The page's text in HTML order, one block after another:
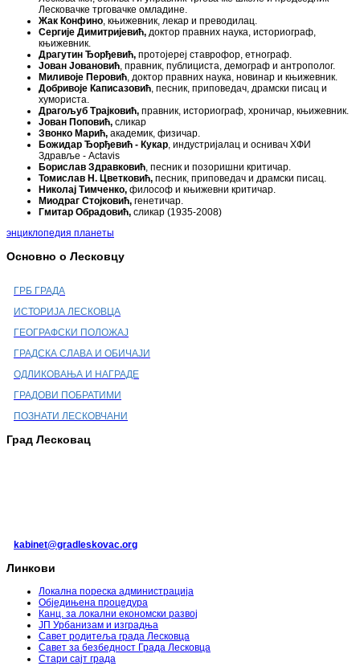
Лесковачке трговачке омладине.
Жак Конфино, књижевник, лекар и преводилац.
Сергије Димитријевић, доктор правних наука, историограф,
књижевник.
Драгутин Ђорђевић, протојереј ставрофор, етнограф.
Јован Јовановић, правник, публициста, демограф и антрополог.
Миливоје Перовић, доктор правних наука, новинар и књижевник.
Добривоје Каписазовић, песник, приповедач, драмски писац и
хумориста.
Драгољуб Трајковић, правник, историограф, хроничар, књижевник.
Јован Поповић, сликар
Звонко Марић, академик, физичар.
Божидар Ђорђевић - Кукар, индустријалац и оснивач ХФИ
Здравље - Actavis
Борислав Здравковић, песник и позоришни критичар.
Томислав Н. Цветковић, песник, приповедач и драмски писац.
Николај Тимченко, философ и књижевни критичар.
Миодраг Стојковић, генетичар.
Гмитар Обрадовић, сликар (1935-2008)
энциклопедия планеты
Основно о Лесковцу
ГРБ ГРАДА
ИСТОРИЈА ЛЕСКОВЦА
ГЕОГРАФСКИ ПОЛОЖАЈ
ГРАДСКА СЛАВА И ОБИЧАЈИ
ОДЛИКОВАЊА И НАГРАДЕ
ГРАДОВИ ПОБРАТИМИ
ПОЗНАТИ ЛЕСКОВЧАНИ
Град Лесковац
kabinet@gradleskovac.org
Линкови
Локална пореска администрација
Обједињена процедура
Канц. за локални економски развој
ЈП Урбанизам и изградња
Савет родитеља града Лесковца
Савет за безбедност Града Лесковца
Стари сајт града